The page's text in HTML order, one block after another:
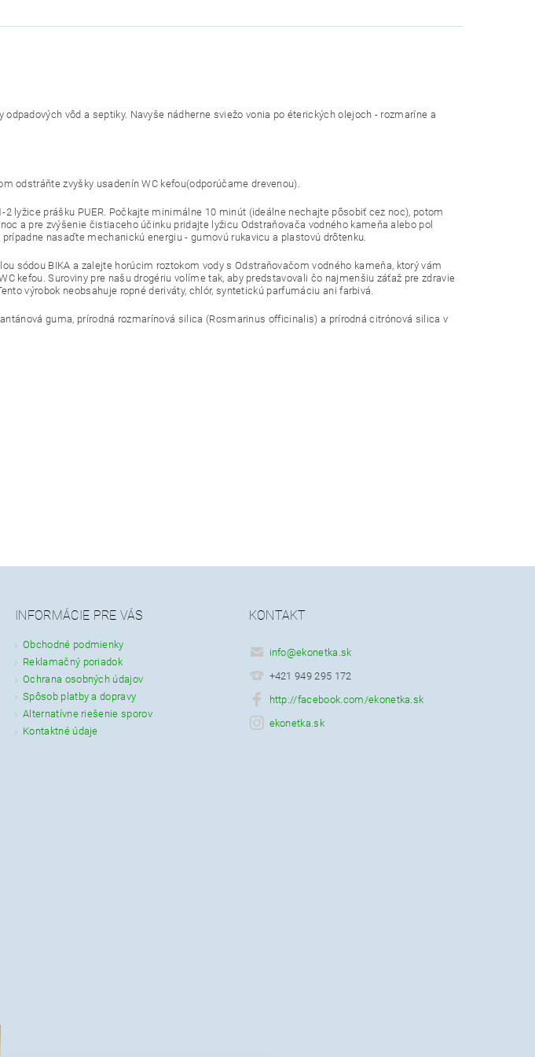
vôd a septiky. Navyše nádherne sviežo vonia po éterických olejoch - rozmaríne a
odstráňte zvyšky usadenín WC kefou(odporúčame drevenou).
lyžice prášku PUER. Počkajte minimálne 10 minút (ideálne nechajte pôsobiť cez noc), potom
a pre zvýšenie čistiaceho účinku pridajte lyžicu Odstraňovača vodného kameňa alebo pol
nasaďte mechanickú energiu - gumovú rukavicu a plastovú drôtenku.
sódou BIKA a zalejte horúcim roztokom vody s Odstraňovačom vodného kameňa, ktorý vám
kefou. Suroviny pre našu drogériu volíme tak, aby predstavovali čo najmenšiu záťaž pre zdravie
výrobok neobsahuje ropné deriváty, chlór, syntetickú parfumáciu ani farbivá.
guma, prírodná rozmarínová silica (Rosmarinus officinalis) a prírodná citrónová silica v
INFORMÁCIE PRE VÁS
Obchodné podmienky
Reklamačný poriadok
Ochrana osobných údajov
Spôsob platby a dopravy
Alternatívne riešenie sporov
Kontaktné údaje
KONTAKT
info@ekonetka.sk
+421 949 295 172
http://facebook.com/ekonetka.sk
ekonetka.sk